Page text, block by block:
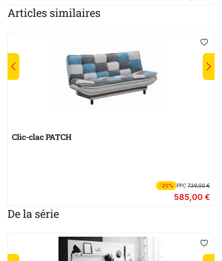
Articles similaires
Clic-clac PATCH
-20% PPC739,00 €
585,00 €
De la série